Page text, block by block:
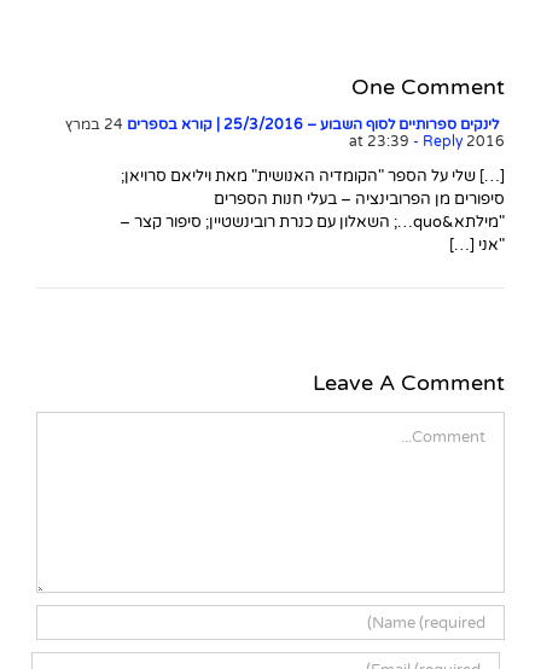
One Comment
לינקים ספרותיים לסוף השבוע – 25/3/2016 | קורא בספרים
24 במרץ
2016 at 23:39
- Reply
[…] שלי על הספר "הקומדיה האנושית" מאת ויליאם סרויאן;
סיפורים מן הפרובינציה – בעלי חנות הספרים
"מילתא&quo…; השאלון עם כנרת רובינשטיין; סיפור קצר –
"אני […]
Leave A Comment